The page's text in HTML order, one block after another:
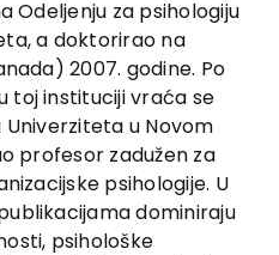
Odeljenju za psihologiju
a doktorirao na
2007. godine. Po
toj instituciji vraća se
Univerziteta u Novom
profesor zadužen za
psihologije. U
dominiraju
psihološke